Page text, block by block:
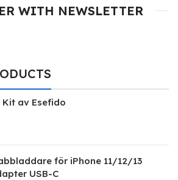
WITH NEWSLETTER
av Esefido
för iPhone 11/12/13
USB-C